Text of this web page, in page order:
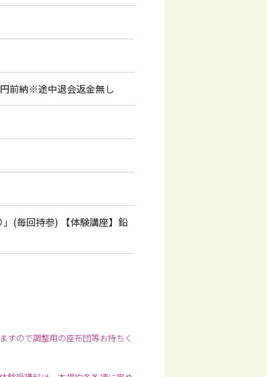
前納※途中退会返金無し
(毎回持参) 【体験講座】鉛
すので調整用の座布団等お持ちく